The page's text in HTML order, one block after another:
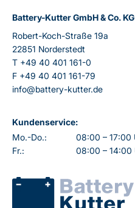
Battery-Kutter GmbH & Co. KG
Robert-Koch-Straße 19a
22851 Norderstedt
T +49 40 401 161-0
F +49 40 401 161-79
info@battery-kutter.de
Kundenservice:
Mo.-Do.:
08:00 – 17:00
Fr.:
08:00 – 14:00